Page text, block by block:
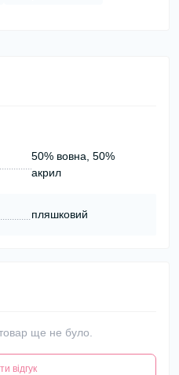
50% вовна, 50%
акрил
пляшковий
ще не було.
відгук